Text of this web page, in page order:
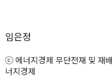
임은정
ⓒ 에너지경제 무단전재 및 재
너지경제